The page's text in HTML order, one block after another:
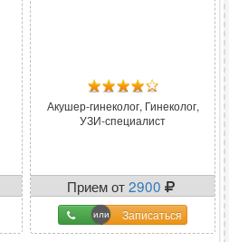
Акушер-гинеколог, Гинеколог,
УЗИ-специалист
Прием от2900
Записаться